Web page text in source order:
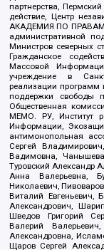
партнерства,
действие, Центр
АКАДЕМИЯ ПО ПРАВАМ
административной
Министров северных
Гражданское
Массовой
учреждение в
реализации программ
поддержки свободы
Общественная
МЕМО. РУ, Институт
Информации,
антимонопольная
Сергей
Вадимовна,
Туровский Александр
Анна Валерьевна,
Николаевич,
Виталий Евгеньевич,
Александрович,
Шведов Григорий
Валерий
Александровна,
Щаров Сергей